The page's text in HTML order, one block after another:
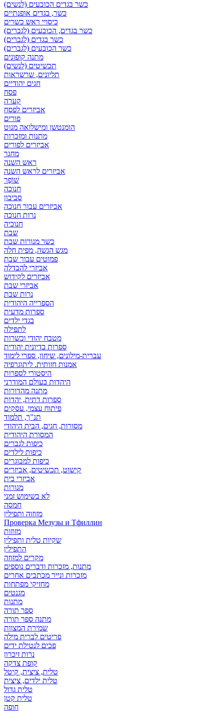
כשר בגדים הכובעים (לנשים)
כשר, בגדים אופנתיים
כיסויי ראש כשרים
כשר בגדים, הכובעים (לגברים)
כשר בגדים (לגברים)
כשר הכובעים (לגברים)
מתנה קופונים
תכשיטים (לנשים)
תליונים, שרשראות
חגים יהודיים
פסח
קערה
אביזרים לפסח
פורים
הומנטשן ומישלואה מנוט
מתנות ומזכרות
אביזרים לפורים
מחגר
ראש השנה
אביזרים לראש השנה
שׁוֹפָר
חנוכה
סביבון
אביזרים עבור חנוכה
נרות חנוכה
חנוכיה
שבת
כשר מנורות שבת
מגש הגשה, מפית חלה
פמוטים עבור שבת
אביזרי להבדלה
אביזרים לקידוש
אביזרי שבת
נרות שבת
הספרייה היהודית
ספרות מדעית
בגדי ילדים
לתפילה
מטבח יהודי וכשרות
ספרות בדיונית יהודית
עברית-מילונים, שיחון, ספרי לימוד
אמנות חזותית. ליתוגרפיה
היסטורי לספרות
היהדות בעולם המודרני
מתנה מהדורות
ספרות דתית, יהדות
פיתוח עצמי, עסקים
תנ"ך, תלמוד
מסורות, חגים, הבית היהודי
המסורת היהודית
כיפות לגברים
כיפות לילדים
כיפות למבוגרים
קישוט, תכשיטים, אביזרים
אביזרי בית
מנורות
לא בשימוש זמני
חמסה
מזוזוה ותפילין
Проверка Мезузы и Тфиллин
מזוזות
שקיות טלית ותפילין
התפילין
מקרים למזוזה
מתנות, מזכרות ודברים נוספים
מזכרות ונייר מכתבים אחרים
מחזיקי מפתחות
מגנטים
מתנות
ספר תורה
מתנה ספר תורה
שמירת המצוות
פריטים לברית מילה
פכים לנטילת ידים
נרות זיכרון
קופת צדקה
טלית, ציצית, קיטל
טלית ילדים, ציצית
טלית גדול
טלית קטן